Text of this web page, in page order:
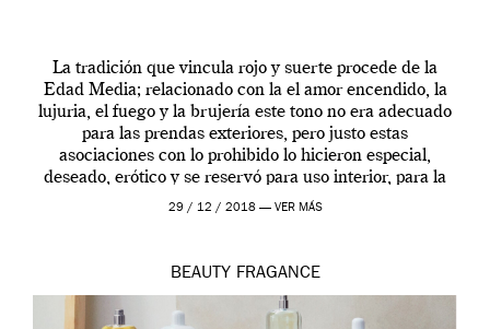
La tradición que vincula rojo y suerte procede de la
Edad Media; relacionado con la el amor encendido, la
lujuria, el fuego y la brujería este tono no era adecuado
para las prendas exteriores, pero justo estas
asociaciones con lo prohibido lo hicieron especial,
deseado, erótico y se reservó para uso interior, para la
ropa […]
29 / 12 / 2018 — VER MÁS
BEAUTY FRAGANCE